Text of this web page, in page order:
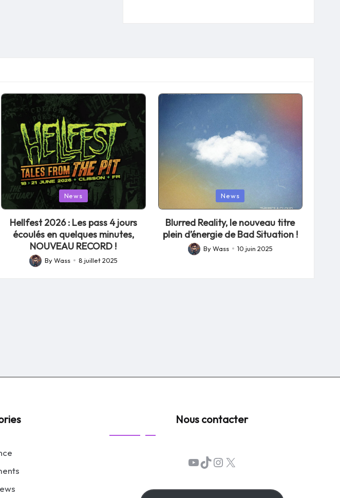
Posted
in
News
Hellfest 2026 : Les pass 4 jours
écoulés en quelques minutes,
NOUVEAU RECORD !
Posted
ByWass 8 juillet 2025
in
News
Blurred Reality, le nouveau titre
plein d’énergie de Bad Situation !
Posted
ByWass 10 juin 2025
Nous contacter
YouTube
TikTok
Instagram
X